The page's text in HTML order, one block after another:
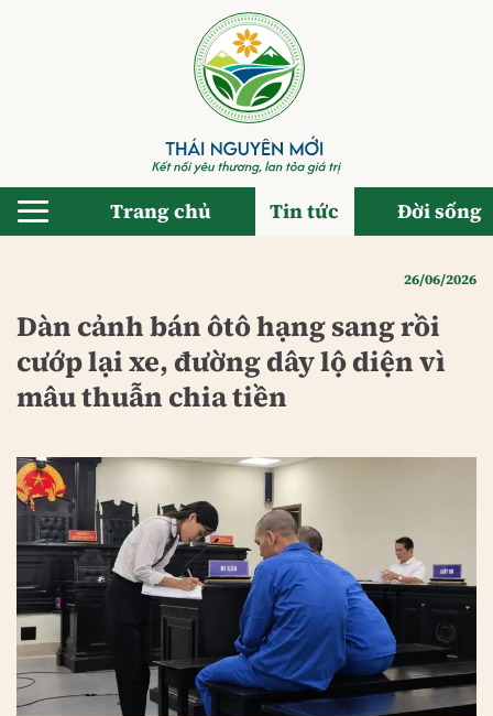
Trang chủ Tin tức Đời sống
26/06/2026
Dàn cảnh bán ôtô hạng sang rồi
cướp lại xe, đường dây lộ diện vì
mâu thuẫn chia tiền